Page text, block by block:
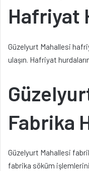
Hafriyat
Güzelyurt Mahallesi
ulaşın. Hafriyat
Fabrika
Güzelyurt Mahallesi
fabrika söküm